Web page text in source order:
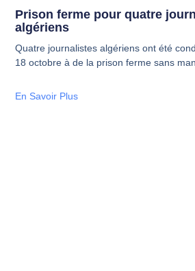
Prison ferme pour quatre
algériens
Quatre journalistes algériens ont été
18 octobre à de la prison ferme sans
En Savoir Plus